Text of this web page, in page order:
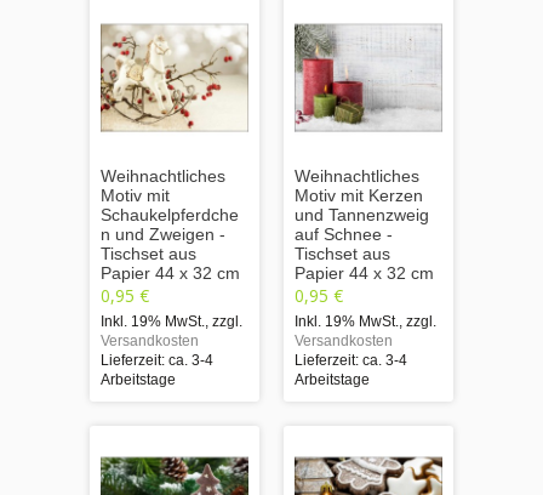
Weihnachtliches
Motiv mit
Schaukelpferdche
n und Zweigen -
Tischset aus
Papier 44 x 32 cm
0,95 €
Inkl. 19% MwSt. zzgl.
Versandkosten
Lieferzeit: ca. 3-4
Arbeitstage
Weihnachtliches
Motiv mit Kerzen
und Tannenzweig
auf Schnee -
Tischset aus
Papier 44 x 32 cm
0,95 €
Inkl. 19% MwSt. zzgl.
Versandkosten
Lieferzeit: ca. 3-4
Arbeitstage